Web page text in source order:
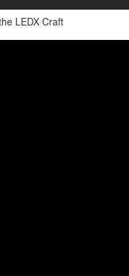
LEDX Craft